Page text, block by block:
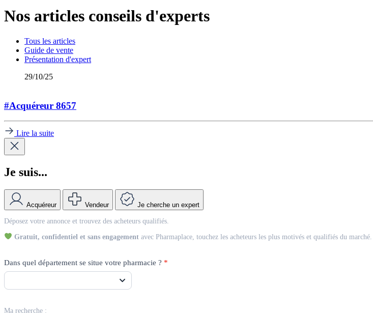
Nos articles conseils d'experts
Tous les articles
Guide de vente
Présentation d'expert
29/10/25
#Acquéreur 8657
Lire la suite
Je suis...
Acquéreur Vendeur Je cherche un expert
Vendeur
Déposez votre annonce et trouvez des acheteurs qualifiés.
Gratuit, confidentiel et sans engagement avec Pharmaplace, touchez les acheteurs les plus motivés et qualifiés du marché.
Dans quel département se situe votre pharmacie ? *
Ma recherche :